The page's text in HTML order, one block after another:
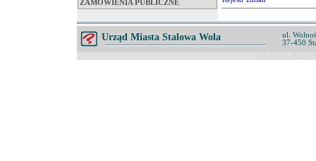
ZAMÓWIENIA PUBLICZNE
Urząd Miasta Stalowa Wola
ul.
37-450